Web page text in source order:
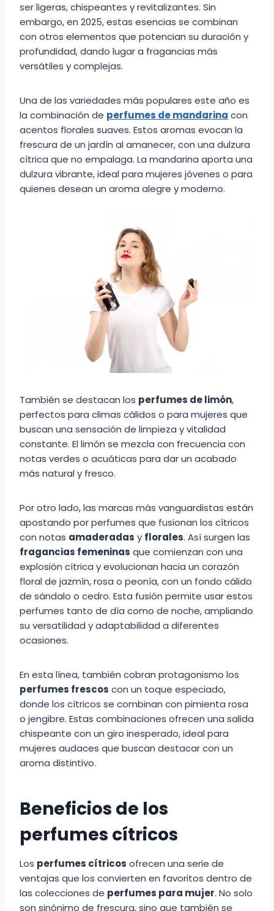
ser ligeras, chispeantes y revitalizantes. Sin
embargo, en 2025, estas esencias se combinan
con otros elementos que potencian su duración y
profundidad, dando lugar a fragancias más
versátiles y complejas.
Una de las variedades más populares este año es
la combinación de perfumes de mandarina con
acentos florales suaves. Estos aromas evocan la
frescura de un jardín al amanecer, con una dulzura
cítrica que no empalaga. La mandarina aporta una
dulzura vibrante, ideal para mujeres jóvenes o para
quienes desean un aroma alegre y moderno.
También se destacan los perfumes de limón,
perfectos para climas cálidos o para mujeres que
buscan una sensación de limpieza y vitalidad
constante. El limón se mezcla con frecuencia con
notas verdes o acuáticas para dar un acabado
más natural y fresco.
Por otro lado, las marcas más vanguardistas están
apostando por perfumes que fusionan los cítricos
con notas amaderadas y florales. Así surgen las
fragancias femeninas que comienzan con una
explosión cítrica y evolucionan hacia un corazón
floral de jazmín, rosa o peonía, con un fondo cálido
de sándalo o cedro. Esta fusión permite usar estos
perfumes tanto de día como de noche, ampliando
su versatilidad y adaptabilidad a diferentes
ocasiones.
En esta línea, también cobran protagonismo los
perfumes frescos con un toque especiado,
donde los cítricos se combinan con pimienta rosa
o jengibre. Estas combinaciones ofrecen una salida
chispeante con un giro inesperado, ideal para
mujeres audaces que buscan destacar con un
aroma distintivo.
Beneficios de los
perfumes cítricos
Los perfumes cítricos ofrecen una serie de
ventajas que los convierten en favoritos dentro de
las colecciones de perfumes para mujer. No solo
son sinónimo de frescura, sino que también se